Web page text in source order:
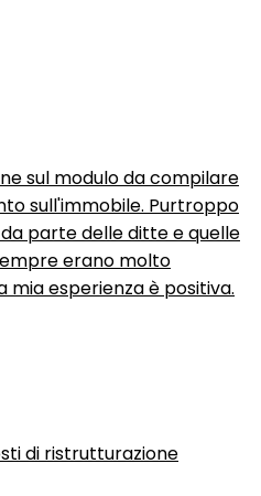
sul modulo da compilare
sull'immobile. Purtroppo
parte delle ditte e quelle
erano molto
mia esperienza è positiva.
di ristrutturazione